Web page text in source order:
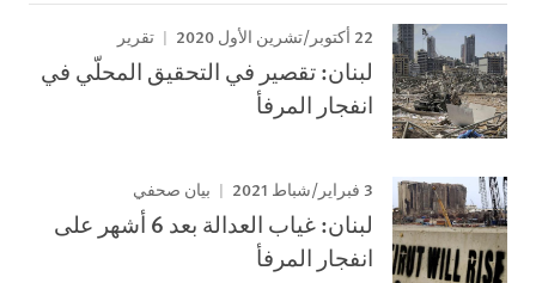
22 أكتوبر/تشرين الأول 2020 تقرير
لبنان: تقصير في التحقيق المحلّي في
انفجار المرفأ
3 فبراير/شباط 2021 بيان صحفي
لبنان: غياب العدالة بعد 6 أشهر على
انفجار المرفأ